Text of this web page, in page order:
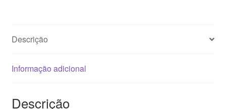
Descrição
Informação adicional
Descrição